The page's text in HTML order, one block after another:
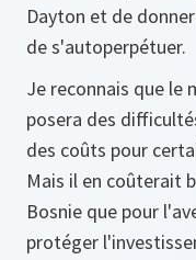
Dayton et de
de s'autoperpétuer.
Je reconnais que le
posera des
des coûts pour
Mais il en coûterait
Bosnie que pour
protéger